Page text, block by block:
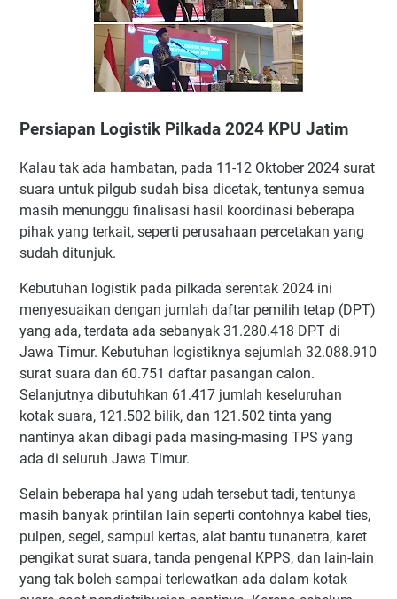
Persiapan Logistik Pilkada 2024 KPU Jatim
Kalau tak ada hambatan, pada 11-12 Oktober 2024 surat
suara untuk pilgub sudah bisa dicetak, tentunya semua
masih menunggu finalisasi hasil koordinasi beberapa
pihak yang terkait, seperti perusahaan percetakan yang
sudah ditunjuk.
Kebutuhan logistik pada pilkada serentak 2024 ini
menyesuaikan dengan jumlah daftar pemilih tetap (DPT)
yang ada, terdata ada sebanyak 31.280.418 DPT di
Jawa Timur. Kebutuhan logistiknya sejumlah 32.088.910
surat suara dan 60.751 daftar pasangan calon.
Selanjutnya dibutuhkan 61.417 jumlah keseluruhan
kotak suara, 121.502 bilik, dan 121.502 tinta yang
nantinya akan dibagi pada masing-masing TPS yang
ada di seluruh Jawa Timur.
Selain beberapa hal yang udah tersebut tadi, tentunya
masih banyak printilan lain seperti contohnya kabel ties,
pulpen, segel, sampul kertas, alat bantu tunanetra, karet
pengikat surat suara, tanda pengenal KPPS, dan lain-lain
yang tak boleh sampai terlewatkan ada dalam kotak